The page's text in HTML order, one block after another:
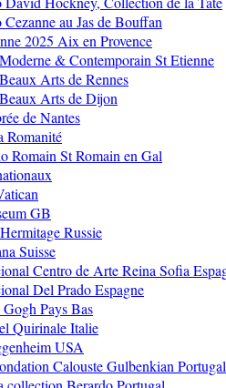
au Jas de Bouffan
2025 Aix en Provence
& Contemporain St Etienne
Arts de Rennes
Arts de Dijon
de Nantes
Romanité
Romain St Romain en Gal
GB
Russie
Suisse
Centro de Arte Reina Sofia
Del Prado Espagne
Pays Bas
Quirinale Italie
USA
Calouste Gulbenkian Portugal